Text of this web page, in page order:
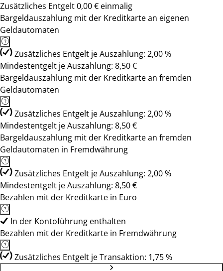
Zusätzliches Entgelt 0,00 € einmalig
Bargeldauszahlung mit der Kreditkarte an eigenen
Geldautomaten
Zusätzliches Entgelt je Auszahlung: 2,00 %
Mindestentgelt je Auszahlung: 8,50 €
Bargeldauszahlung mit der Kreditkarte an fremden
Geldautomaten
Zusätzliches Entgelt je Auszahlung: 2,00 %
Mindestentgelt je Auszahlung: 8,50 €
Bargeldauszahlung mit der Kreditkarte an fremden
Geldautomaten in Fremdwährung
Zusätzliches Entgelt je Auszahlung: 2,00 %
Mindestentgelt je Auszahlung: 8,50 €
Bezahlen mit der Kreditkarte in Euro
In der Kontoführung enthalten
Bezahlen mit der Kreditkarte in Fremdwährung
Zusätzliches Entgelt je Transaktion: 1,75 %